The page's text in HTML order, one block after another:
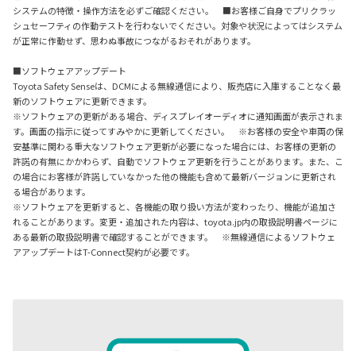
システムの特徴・操作方法を必ずご確認ください。 ■お客様ご自身でプリクラッ
シュセーフティの作動テストを行わないでください。対象や状況によってはシステム
が正常に作動せず、思わぬ事故につながるおそれがあります。
■ソフトウェアアップデート
Toyota Safety Senseは、DCMによる無線通信により、販売店に入庫することなく最
新のソフトウェアに更新できます。
※ソフトウェアの更新がある場合、ディスプレイオーディオに通知画面が表示されま
す。画面の指示に従ってすみやかに更新してください。 ※お客様の安全や車両の保
安基準に関わる重大なソフトウェア更新が必要になった場合には、お客様の更新の
許諾の有無にかかわらず、自動でソフトウェア更新を行うことがあります。また、こ
の場合にお客様が許諾していなかった他の機能も含めて最新バージョンに更新され
る場合があります。
※ソフトウェアを更新すると、各機能の取り扱い方法が変わったり、機能が追加さ
れることがあります。変更・追加された内容は、toyota.jp内の取扱説明書ページに
ある最新の取扱説明書で確認することができます。 ※無線通信によるソフトウェ
アアップデートはT-Connect契約が必要です。